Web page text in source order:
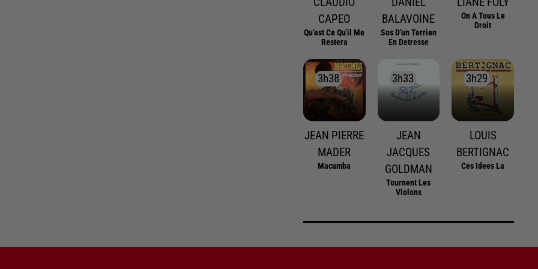
CAPEO
Qu'est Ce Qu'il Me
Restera
BALAVOINE
Sos D'un Terrien
En Detresse
On A Tous Le
Droit
3h38
3h38
JEAN PIERRE
MADER
Macumba
3h33
3h33
JEAN
JACQUES
GOLDMAN
Tournent Les
Violons
3h29
3h29
LOUIS
BERTIGNAC
Ces Idees La